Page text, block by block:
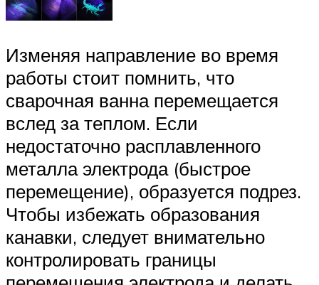
Изменяя направление во время
работы стоит помнить, что
сварочная ванна перемещается
вслед за теплом. Если
недостаточно расплавленного
металла электрода (быстрое
перемещение), образуется подрез.
Чтобы избежать образования
канавки, следует внимательно
контролировать границы